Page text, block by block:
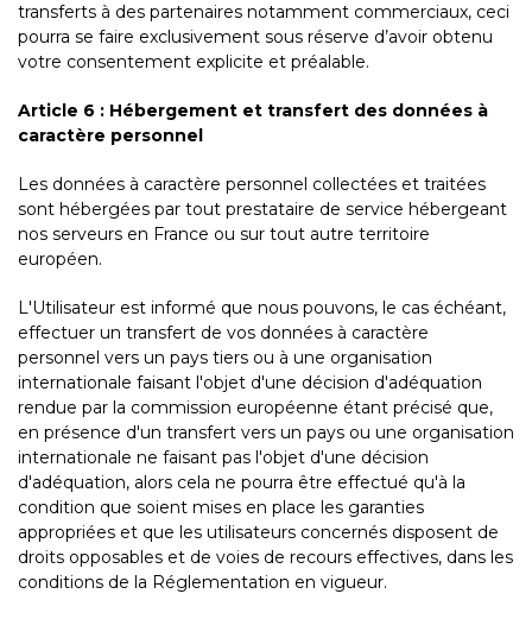
transferts à des partenaires notamment commerciaux, ceci
pourra se faire exclusivement sous réserve d’avoir obtenu
votre consentement explicite et préalable.
Article 6 : Hébergement et transfert des données à
caractère personnel
Les données à caractère personnel collectées et traitées
sont hébergées par tout prestataire de service hébergeant
nos serveurs en France ou sur tout autre territoire
européen.
L'Utilisateur est informé que nous pouvons, le cas échéant,
effectuer un transfert de vos données à caractère
personnel vers un pays tiers ou à une organisation
internationale faisant l'objet d'une décision d'adéquation
rendue par la commission européenne étant précisé que,
en présence d'un transfert vers un pays ou une organisation
internationale ne faisant pas l'objet d'une décision
d'adéquation, alors cela ne pourra être effectué qu'à la
condition que soient mises en place les garanties
appropriées et que les utilisateurs concernés disposent de
droits opposables et de voies de recours effectives, dans les
conditions de la Réglementation en vigueur.